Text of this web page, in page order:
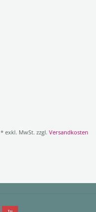
* exkl. MwSt. zzgl. Versandkosten